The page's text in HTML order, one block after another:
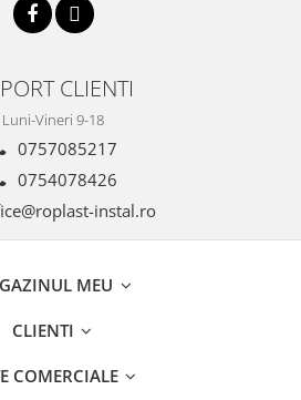
CLIENTI
Luni-Vineri 9-18
0757085217
0754078426
instal.ro
MEU
CLIENTI
COMERCIALE